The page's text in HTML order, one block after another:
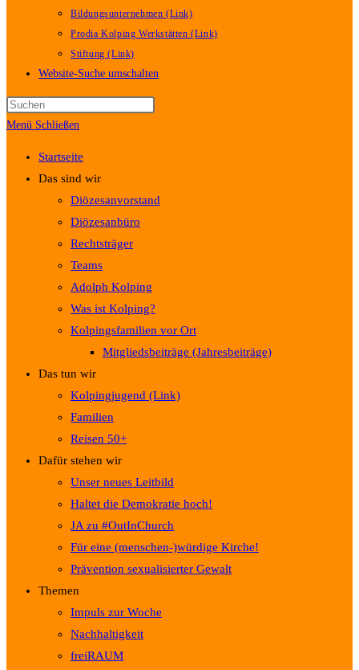
Bildungsunternehmen (Link)
Prodia Kolping Werkstätten (Link)
Stiftung (Link)
Website-Suche umschalten
Menü Schließen
Startseite
Das sind wir
Diözesanvorstand
Diözesanbüro
Rechtsträger
Teams
Adolph Kolping
Was ist Kolping?
Kolpingsfamilien vor Ort
Mitgliedsbeiträge (Jahresbeiträge)
Das tun wir
Kolpingjugend (Link)
Familien
Reisen 50+
Dafür stehen wir
Unser neues Leitbild
Haltet die Demokratie hoch!
JA zu #OutInChurch
Für eine (menschen-)würdige Kirche!
Prävention sexualisierter Gewalt
Themen
Impuls zur Woche
Nachhaltigkeit
freiRAUM